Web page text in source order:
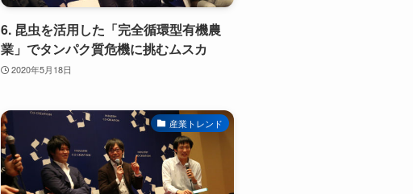
6. 昆虫を活用した「完全循環型有機農
業」でタンパク質危機に挑むムスカ
2020年5月18日
産業トレンド